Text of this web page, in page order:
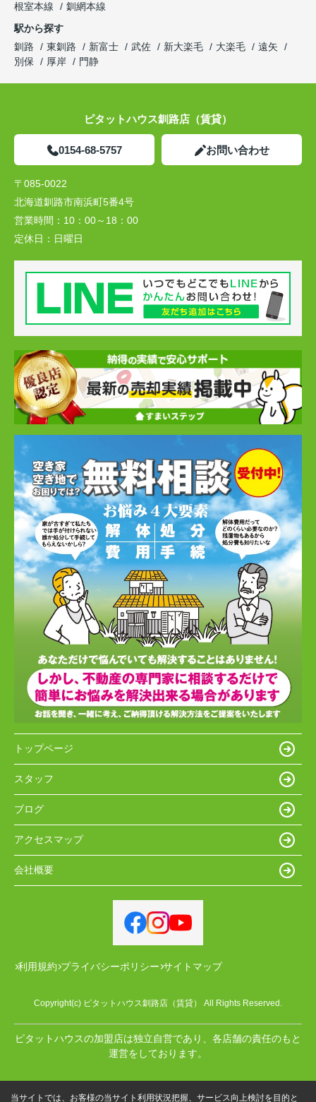
根室本線
釧網本線
駅から探す
釧路
東釧路 新富士 武佐 新大楽毛 大楽毛
遠矢
別保
厚岸 門静
ピタットハウス釧路店（賃貸）
0154-68-5757 お問い合わせ
〒085-0022
北海道釧路市南浜町5番4号
営業時間： 10：00～18：00
定休日： 日曜日
トップページ
スタッフ
ブログ
アクセスマップ
会社概要
利用規約 プライバシーポリシー サイトマップ
Copyright(c) ピタットハウス釧路店（賃貸） All Rights Reserved.
ピタットハウスの加盟店は独立自営であり、各店舗の責任のもと
運営をしております。
当サイトでは、お客様の当サイト利用状況把握、サービス向上検討を目的と